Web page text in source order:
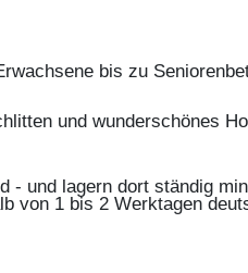
bis zu
und wunderschönes
- und lagern dort ständig
von 1 bis 2 Werktagen